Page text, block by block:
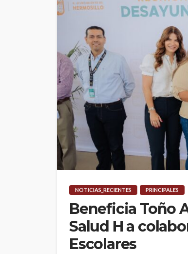
NOTICIAS_RECIENTES PRINCIPALES
Beneficia Toño
Salud H a
Escolares